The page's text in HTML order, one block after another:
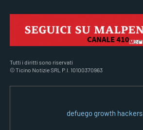
Tutti i diritti sono riservati
© Ticino Notizie SRL P.I. 10100370963
defuego growth hackers